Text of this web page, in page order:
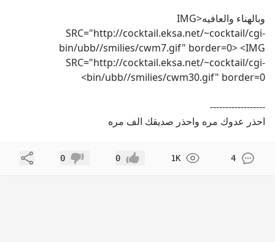
وبالهناء والعافيه<IMG
SRC="http://cocktail.eksa.net/~cocktail/cgi-
bin/ubb//smilies/cwm7.gif" border=0> <IMG
SRC="http://cocktail.eksa.net/~cocktail/cgi-
bin/ubb//smilies/cwm30.gif" border=0>
------------------
احذر عدوك مره واحذر صديقك الف مره
4
1K إعجاب 0 عدم إعجاب
0 مشاركة